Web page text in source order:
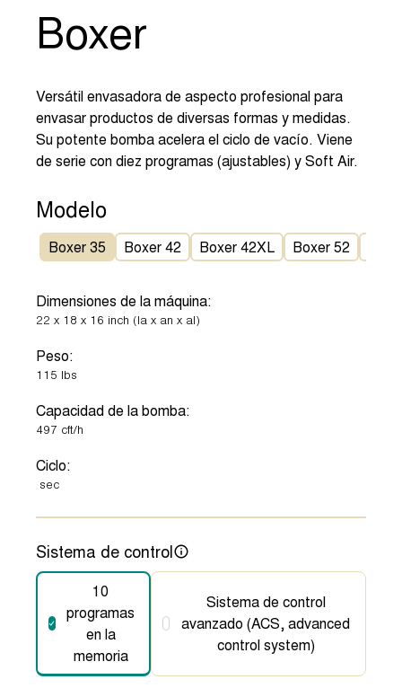
Boxer
Versátil envasadora de aspecto profesional para
envasar productos de diversas formas y medidas.
Su potente bomba acelera el ciclo de vacío. Viene
de serie con diez programas (ajustables) y Soft Air.
Modelo
Boxer 35 Boxer 42 Boxer 42XL Boxer 52
Dimensiones de la máquina:
22 x 18 x 16 inch (la x an x al)
Peso:
115 lbs
Capacidad de la bomba:
497 cft/h
Ciclo:
sec
Sistema de control
10
programas
en la
memoria
Sistema de control
avanzado (ACS, advanced
control system)